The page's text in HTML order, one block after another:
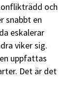
och
snabbt en
eskalerar
viker sig.
uppfattas
Det är det